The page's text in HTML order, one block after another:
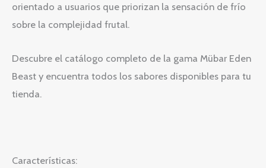
orientado a usuarios que priorizan la sensación de frío
sobre la complejidad frutal.
Descubre el catálogo completo de la gama Mübar Eden
Beast y encuentra todos los sabores disponibles para tu
tienda.
Características: